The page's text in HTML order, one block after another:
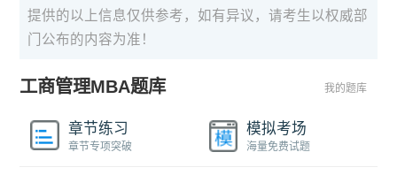
提供的以上信息仅供参考，如有异议，请考生以权威部
门公布的内容为准！
工商管理MBA题库 我的题库
章节练习
章节专项突破
模拟考场
海量免费试题